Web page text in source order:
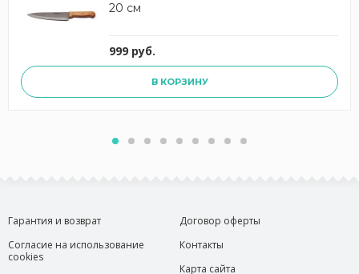
20 см
999 руб.
В КОРЗИНУ
Гарантия и возврат
Согласие на использование
cookies
Договор оферты
Контакты
Карта сайта